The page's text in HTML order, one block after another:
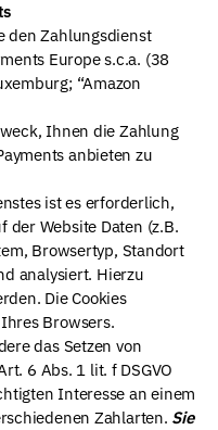
den Zahlungsdienst
Europe s.c.a. (38
“Amazon
Ihnen die Zahlung
anbieten zu
ist es erforderlich,
der Website Daten (z.B.
Browsertyp, Standort
analysiert. Hierzu
Die Cookies
Browsers.
das Setzen von
6 Abs. 1 lit. f DSGVO
Interesse an einem
Zahlarten. Sie